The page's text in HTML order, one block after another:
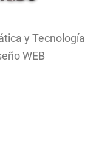
y Tecnología
WEB